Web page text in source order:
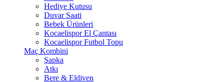
Hediye Kutusu
Duvar Saati
Bebek Ürünleri
Kocaelispor El Çantası
Kocaelispor Futbol Topu
Maç Kombini
Şapka
Atkı
Bere & Eldiven